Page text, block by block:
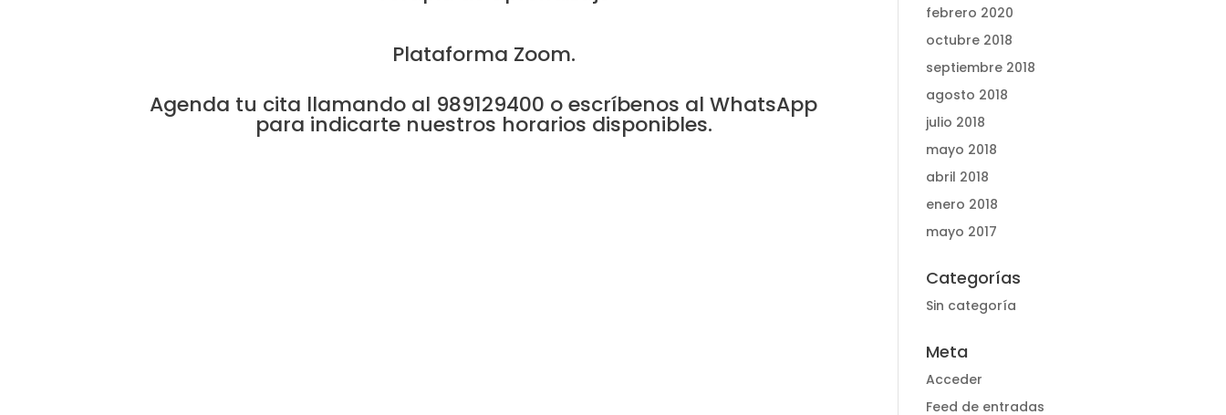
Plataforma Zoom.
Agenda tu cita llamando al 989129400 o escríbenos al WhatsApp
para indicarte nuestros horarios disponibles.
febrero 2020
octubre 2018
septiembre 2018
agosto 2018
julio 2018
mayo 2018
abril 2018
enero 2018
mayo 2017
Categorías
Sin categoría
Meta
Acceder
Feed de entradas